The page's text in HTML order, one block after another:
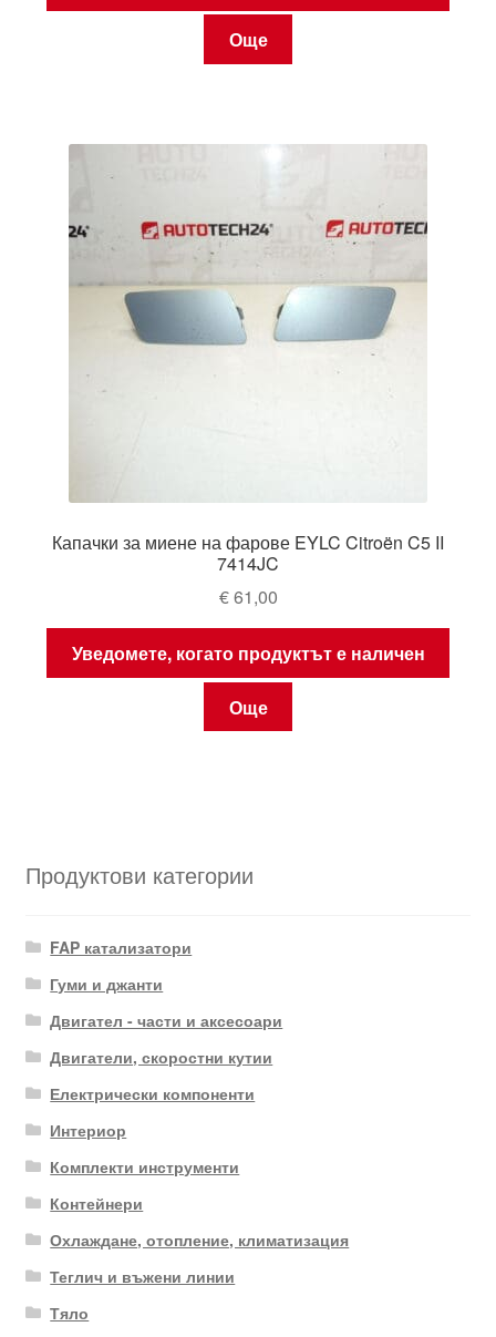
Още
Капачки за миене на фарове EYLC Citroën C5 II
7414JC
€61,00
Уведомете, когато продуктът е наличен
Още
Продуктови категории
FAP катализатори
Гуми и джанти
Двигател - части и аксесоари
Двигатели, скоростни кутии
Електрически компоненти
Интериор
Комплекти инструменти
Контейнери
Охлаждане, отопление, климатизация
Теглич и въжени линии
Тяло